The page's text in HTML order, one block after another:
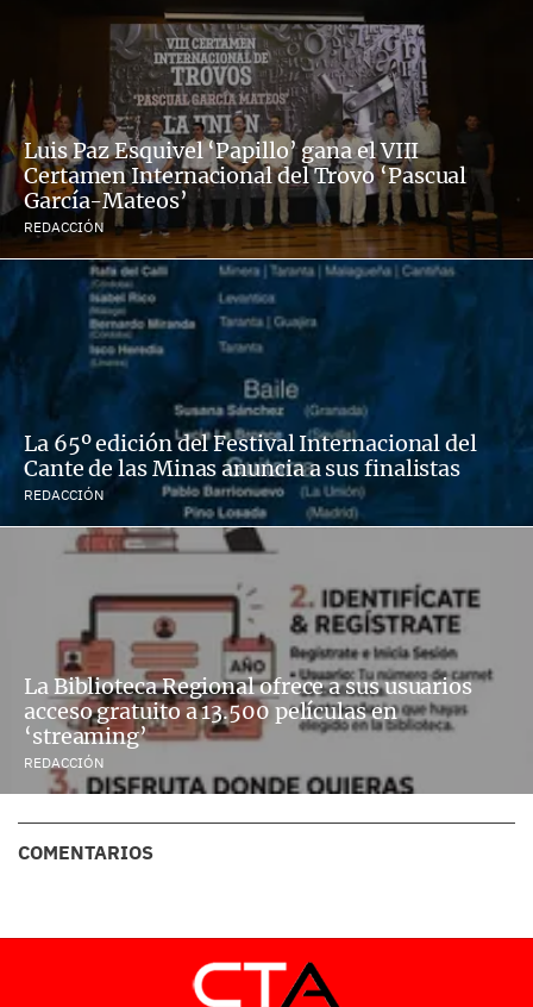
Luis Paz Esquivel ‘Papillo’ gana el VIII
Certamen Internacional del Trovo ‘Pascual
García-Mateos’
REDACCIÓN
La 65º edición del Festival Internacional del
Cante de las Minas anuncia a sus finalistas
REDACCIÓN
La Biblioteca Regional ofrece a sus usuarios
acceso gratuito a 13.500 películas en
‘streaming’
REDACCIÓN
COMENTARIOS